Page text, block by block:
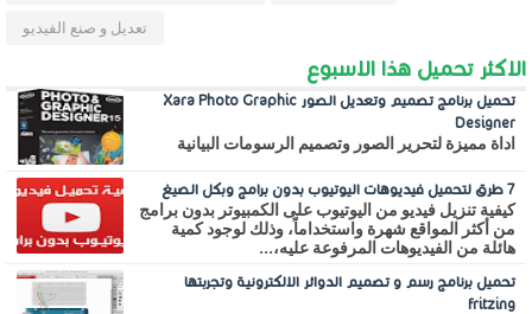
تعديل و صنع الفيديو
الاكثر تحميل هذا الاسبوع
تحميل برنامج تصميم وتعديل الصور Xara Photo Graphic
Designer
اداة مميزة لتحرير الصور وتصميم الرسومات البيانية
7 طرق لتحميل فيديوهات اليوتيوب بدون برامج وبكل الصيغ
كيفية تنزيل فيديو من اليوتيوب على الكمبيوتر بدون برامج
من أكثر المواقع شهرة واستخداماً، وذلك لوجود كمية
هائلة من الفيديوهات المرفوعة عليه،...
تحميل برنامج رسم و تصميم الدوائر الالكترونية وتجربتها
fritzing